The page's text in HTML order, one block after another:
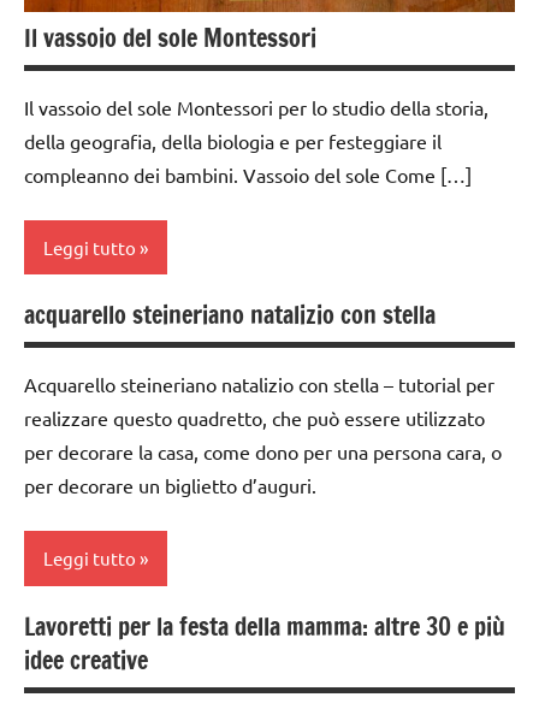
anni
DOWNLOAD
FESTE
DELL'ANNO
giochi
di
carta
materiale
didattico
San
Martino
ARGOMENTI
PER ETA'
TUTTI GLI
Il vassoio del sole Montessori
Il vassoio del sole Montessori per lo studio della storia,
della geografia, della biologia e per festeggiare il
compleanno dei bambini. Vassoio del sole Come […]
Leggi tutto
BIOLOGIA
MONTESSORI
cartamodelli
classe
classe
3a
Compleanni
acquarello steineriano natalizio con stella
Acquarello steineriano natalizio con stella – tutorial per
realizzare questo quadretto, che può essere utilizzato
per decorare la casa, come dono per una persona cara, o
per decorare un biglietto d’auguri.
Leggi tutto
ARTE
IMMAGINE
Lavoretti per la festa della mamma: altre 30 e più
idee creative